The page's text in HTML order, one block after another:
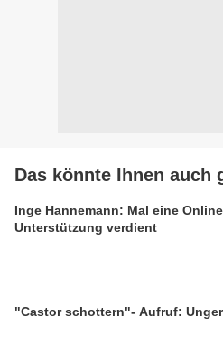
Das könnte Ihnen auch
Inge Hannemann: Mal eine
Unterstützung verdient
"Castor schottern"- Aufruf: